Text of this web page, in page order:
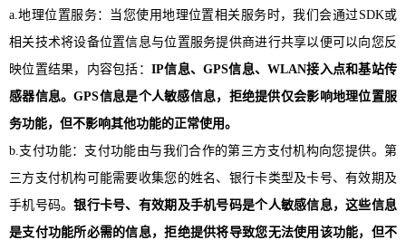
a.地理位置服务：当您使用地理位置相关服务时，我们会通过SDK或
相关技术将设备位置信息与位置服务提供商进行共享以便可以向您反
映位置结果，内容包括： IP信息、GPS信息、WLAN接入点和基站传
感器信息。GPS信息是个人敏感信息，拒绝提供仅会影响地理位置服
务功能，但不影响其他功能的正常使用。
b.支付功能：支付功能由与我们合作的第三方支付机构向您提供。第
三方支付机构可能需要收集您的姓名、银行卡类型及卡号、有效期及
手机号码。银行卡号、有效期及手机号码是个人敏感信息，这些信息
是支付功能所必需的信息，拒绝提供将导致您无法使用该功能，但不